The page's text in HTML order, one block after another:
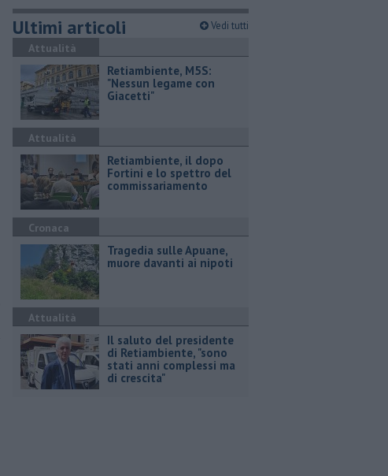
Ultimi articoli Vedi tutti
Attualità
Retiambiente, M5S:
"Nessun legame con
Giacetti"
Attualità
Retiambiente, il dopo
Fortini e lo spettro del
commissariamento
Cronaca
Tragedia sulle Apuane,
muore davanti ai nipoti
Attualità
Il saluto del presidente
di Retiambiente, "sono
stati anni complessi ma
di crescita"